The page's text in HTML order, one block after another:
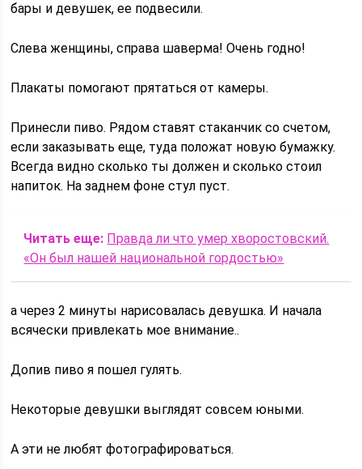
бары и девушек, ее подвесили.
Слева женщины, справа шаверма! Очень годно!
Плакаты помогают прятаться от камеры.
Принесли пиво. Рядом ставят стаканчик со счетом,
если заказывать еще, туда положат новую бумажку.
Всегда видно сколько ты должен и сколько стоил
напиток. На заднем фоне стул пуст.
Читать еще: Правда ли что умер хворостовский.
«Он был нашей национальной гордостью»
а через 2 минуты нарисовалась девушка. И начала
всячески привлекать мое внимание..
Допив пиво я пошел гулять.
Некоторые девушки выглядят совсем юными.
А эти не любят фотографироваться.